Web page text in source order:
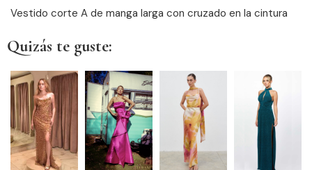
Vestido corte A de manga larga con cruzado en la cintura
Quizás te guste: